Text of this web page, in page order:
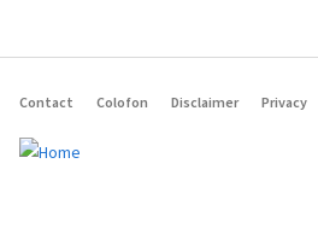
Footer
navigation
Contact Colofon Disclaimer Privacy